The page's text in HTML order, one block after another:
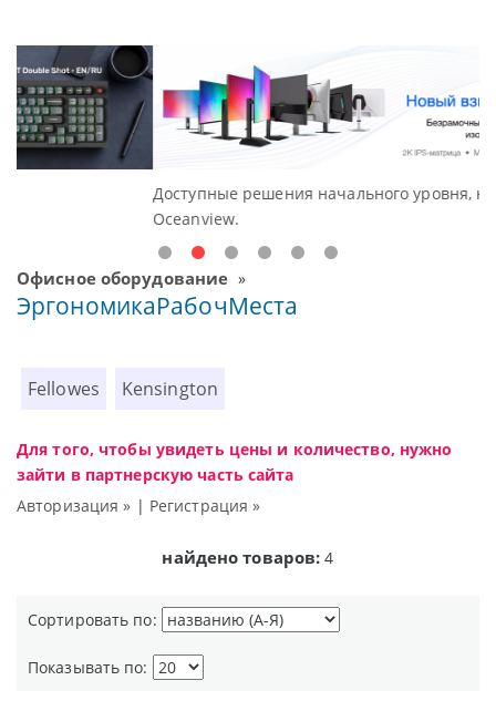
Доступные решения начального уровня, новые
Офисное оборудование »
ЭргономикаРабочМеста
Fellowes Kensington
Для того, чтобы увидеть цены и количество, нужно
зайти в партнерскую часть сайта
Авторизация » | Регистрация »
найдено товаров: 4
Сортировать по:
Показывать по: